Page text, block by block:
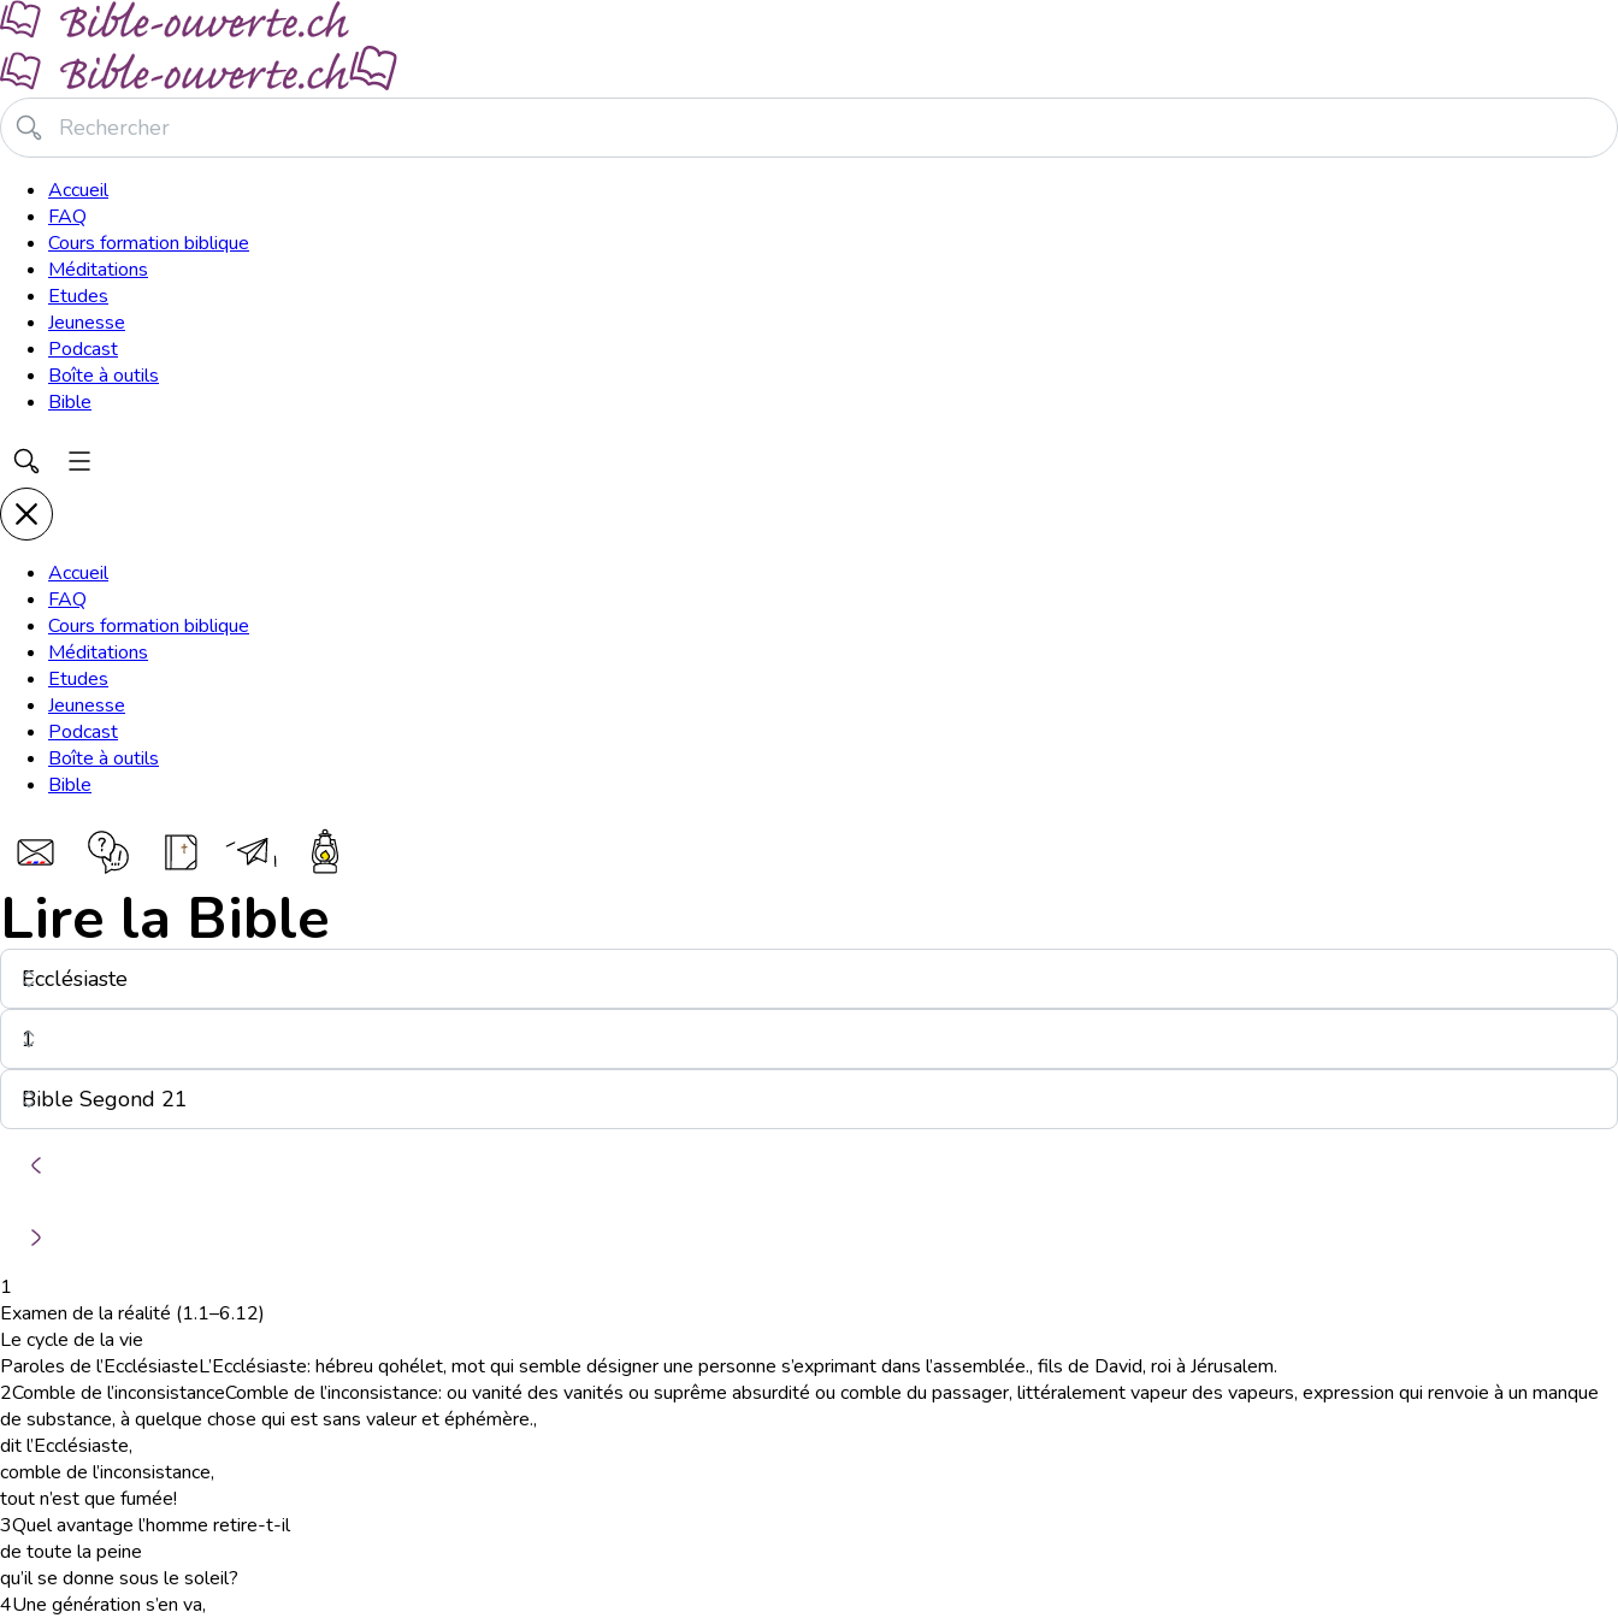
Accueil
FAQ
Cours formation biblique
Méditations
Etudes
Jeunesse
Podcast
Boîte à outils
Bible
Accueil
FAQ
Cours formation biblique
Méditations
Etudes
Jeunesse
Podcast
Boîte à outils
Bible
Lire la Bible
1
Examen de la réalité (1.1–6.12)
Le cycle de la vie
Paroles de l’EcclésiasteL’Ecclésiaste: hébreu qohélet, mot qui semble désigner une personne s’exprimant dans l’assemblée., fils de David, roi à Jérusalem.
2Comble de l’inconsistanceComble de l’inconsistance: ou vanité des vanités ou suprême absurdité ou comble du passager, littéralement vapeur des vapeurs, expression qui renvoie à un manque
de substance, à quelque chose qui est sans valeur et éphémère.,
dit l’Ecclésiaste,
comble de l’inconsistance,
tout n’est que fumée!
3Quel avantage l’homme retire-t-il
de toute la peine
qu’il se donne sous le soleil?
4Une génération s’en va,